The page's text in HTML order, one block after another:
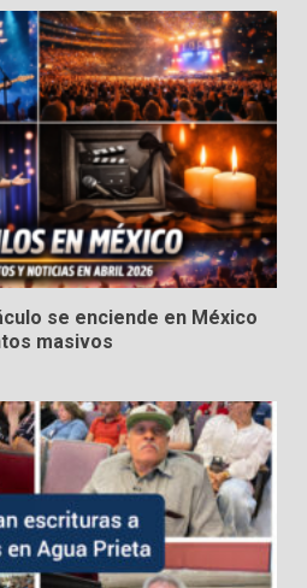
se enciende en México
masivos